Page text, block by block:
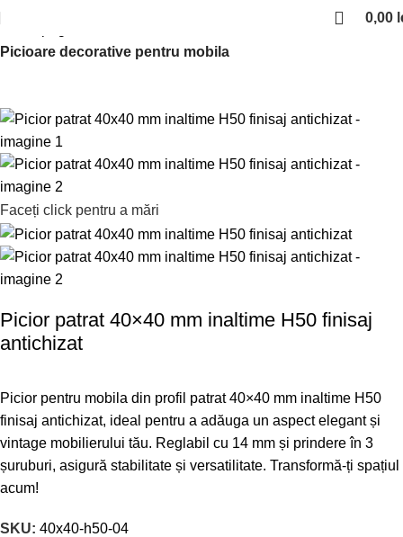
0,00
Picioare decorative pentru mobila
Faceți click pentru a mări
Picior patrat 40×40 mm inaltime H50 finisaj
antichizat
Picior pentru mobila din profil patrat 40×40 mm inaltime H50
finisaj antichizat, ideal pentru a adăuga un aspect elegant și
vintage mobilierului tău. Reglabil cu 14 mm și prindere în 3
șuruburi, asigură stabilitate și versatilitate. Transformă-ți spațiul
acum!
SKU: 40x40-h50-04